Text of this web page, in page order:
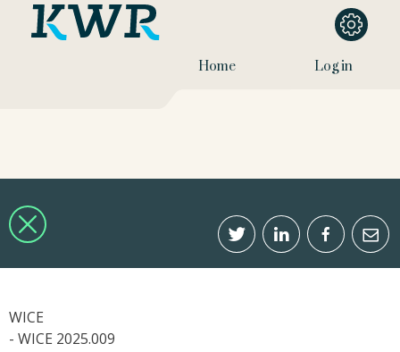
Home Log in
WICE
- WICE 2025.009